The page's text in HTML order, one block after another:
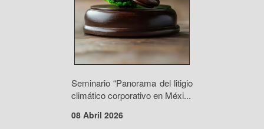
Seminario “Panorama del litigio
climático corporativo en Méxi...
08 Abril 2026